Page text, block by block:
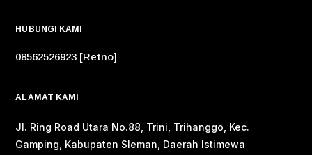
HUBUNGI KAMI
08562526923 [Retno]
ALAMAT KAMI
Jl. Ring Road Utara No.88, Trini, Trihanggo, Kec.
Gamping, Kabupaten Sleman, Daerah Istimewa